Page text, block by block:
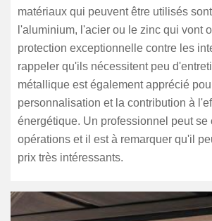
matériaux qui peuvent être utilisés
l'aluminium, l'acier ou le zinc qui vont
protection exceptionnelle contre les
rappeler qu'ils nécessitent peu
métallique est également apprécié
personnalisation et la contribution à
énergétique. Un professionnel peut se
opérations et il est à remarquer qu'il
prix très intéressants.